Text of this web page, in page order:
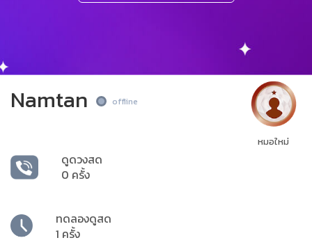
Namtan offline
ดูดวงสด
0 ครั้ง
ทดลองดูสด
1 ครั้ง
หมอใหม่